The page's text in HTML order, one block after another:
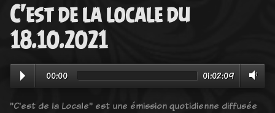
C'est de la locale du
18.10.2021
00:00 01:02:09
"C'est de la Locale" est une émission quotidienne diffusée